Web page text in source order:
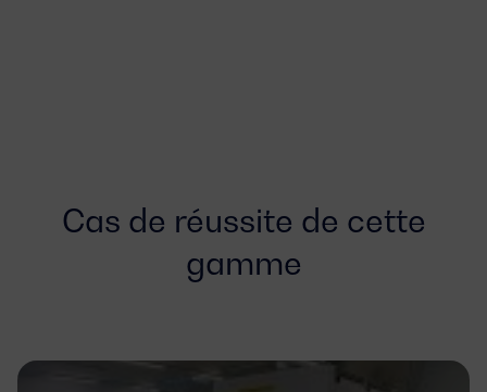
Cas de réussite de cette
gamme